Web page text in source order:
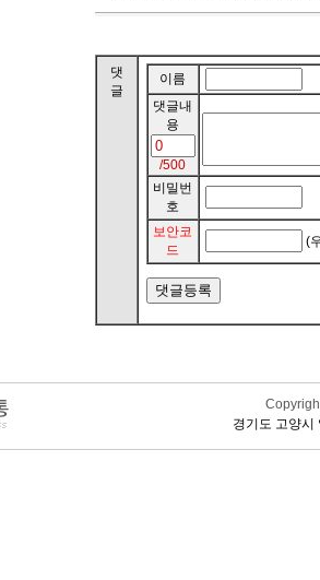
댓
글
이름
댓글내
용
/500
비밀번
호
보안코
드
(
경기도 고양시